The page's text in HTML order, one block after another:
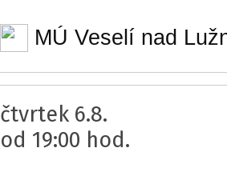
MÚ Veselí nad
čtvrtek 6.8.
od 19:00 hod.